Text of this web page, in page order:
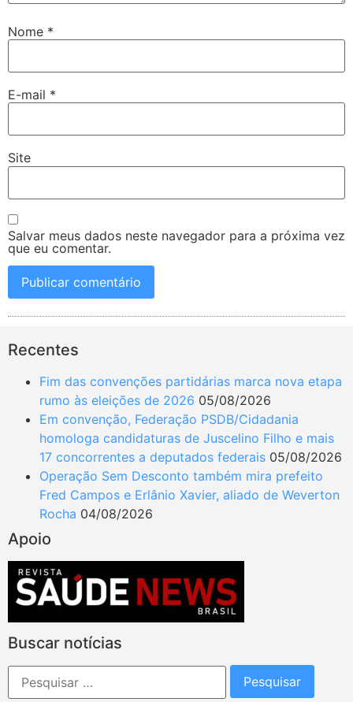
Nome *
E-mail *
Site
Salvar meus dados neste navegador para a próxima vez
que eu comentar.
Recentes
Fim das convenções partidárias marca nova etapa
rumo às eleições de 2026 05/08/2026
Em convenção, Federação PSDB/Cidadania
homologa candidaturas de Juscelino Filho e mais
17 concorrentes a deputados federais 05/08/2026
Operação Sem Desconto também mira prefeito
Fred Campos e Erlânio Xavier, aliado de Weverton
Rocha 04/08/2026
Apoio
Buscar notícias